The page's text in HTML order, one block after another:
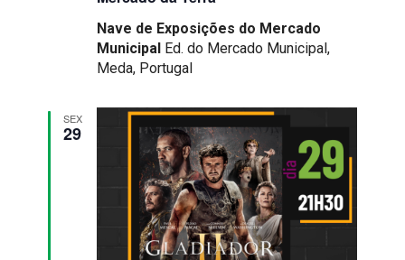
Nave de Exposições do Mercado
Municipal Ed. do Mercado Municipal,
Meda, Portugal
SEX
29